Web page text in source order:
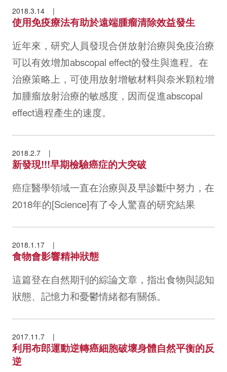
2018.3.14
使用免疫療法有助於遠端腫瘤清除效益發生
近年來，研究人員發現合併放射治療與免疫治療
可以有效增加abscopal effect的發生與進程。在
治療策略上，可使用放射增敏材料與奈米顆粒增
加腫瘤放射治療的敏感度，因而促進abscopal
effect過程產生的速度。
2018.2.7
新發現!!!早期檢驗癌症的大突破
癌症醫學領域一直在治療與及早診斷中努力，在
2018年的[Science]有了令人驚喜的研究結果
2018.1.17
食物會影響精神狀態
這篇登在自然期刊的綜論文章，指出食物與認知
狀態、記憶力和憂鬱情緒都有關係。
2017.11.7
利用布郎運動逆轉癌細胞破壞身體自然平衡的反
逆